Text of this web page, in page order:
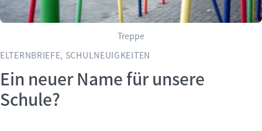
Ein neuer Name für unsere
Schule?
ELTERNBRIEFE, SCHULNEUIGKEITEN
Treppe